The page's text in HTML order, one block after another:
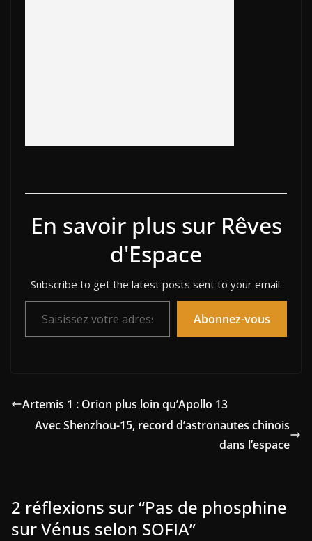
En savoir plus sur Rêves
d'Espace
Subscribe to get the latest posts sent to your email.
Saisissez votre adresse e-mail…
Abonnez-vous
Artemis 1 : Orion plus loin qu’Apollo 13
Avec Shenzhou-15, record d’astronautes chinois
dans l’espace
2 réflexions sur “Pas de phosphine
sur Vénus selon SOFIA”